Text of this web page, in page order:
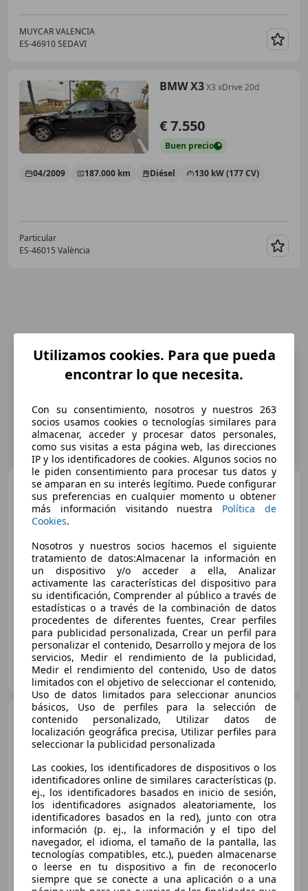
MUYCAR VALENCIA
ES-46910 SEDAVI
BMW X3X3 xDrive 20d
€ 7.550
Buen precio
04/2009 187.000 km Diésel 130 kW (177 CV)
Particular
ES-46015 València
BMW X3sDrive 18dA
€ 23.490
Súper oferta
03/2021 58.769 km Diésel 110 kW (150 CV)
MUY CAR MURCIA - ZARANDONA
ES-30007 ZARANDONA
BMW X33.0i Aut.
€ 5.000
Súper oferta
Utilizamos cookies. Para que pueda
encontrar lo que necesita.
Con su consentimiento, nosotros y nuestros 263
socios usamos cookies o tecnologías similares para
almacenar, acceder y procesar datos personales,
como sus visitas a esta página web, las direcciones
IP y los identificadores de cookies. Algunos socios no
le piden consentimiento para procesar tus datos y
se amparan en su interés legítimo. Puede configurar
sus preferencias en cualquier momento u obtener
más información visitando nuestra Política de
Cookies.
Nosotros y nuestros socios hacemos el siguiente
tratamiento de datos:Almacenar la información en
un dispositivo y/o acceder a ella, Analizar
activamente las características del dispositivo para
su identificación, Comprender al público a través de
estadísticas o a través de la combinación de datos
procedentes de diferentes fuentes, Crear perfiles
para publicidad personalizada, Crear un perfil para
personalizar el contenido, Desarrollo y mejora de los
servicios, Medir el rendimiento de la publicidad,
Medir el rendimiento del contenido, Uso de datos
limitados con el objetivo de seleccionar el contenido,
Uso de datos limitados para seleccionar anuncios
básicos, Uso de perfiles para la selección de
contenido personalizado, Utilizar datos de
localización geográfica precisa, Utilizar perfiles para
seleccionar la publicidad personalizada
Las cookies, los identificadores de dispositivos o los
identificadores online de similares características (p.
ej., los identificadores basados en inicio de sesión,
los identificadores asignados aleatoriamente, los
identificadores basados en la red), junto con otra
información (p. ej., la información y el tipo del
navegador, el idioma, el tamaño de la pantalla, las
tecnologías compatibles, etc.), pueden almacenarse
o leerse en tu dispositivo a fin de reconocerlo
siempre que se conecte a una aplicación o a una